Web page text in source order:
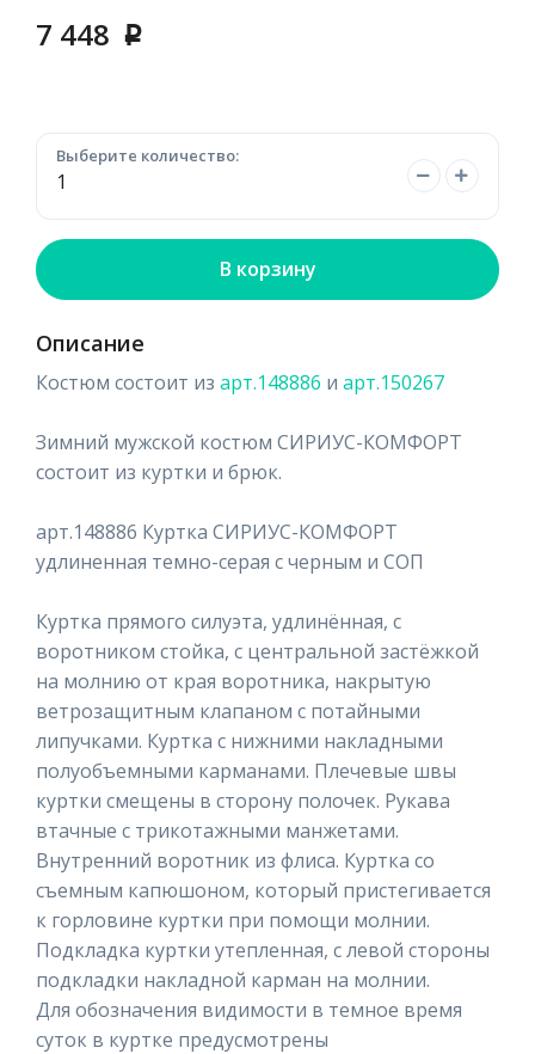
7 448 p
Выберите количество:
В корзину
Описание
Костюм состоит из арт.148886 и арт.150267
Зимний мужской костюм СИРИУС-КОМФОРТ
состоит из куртки и брюк.
арт.148886 Куртка СИРИУС-КОМФОРТ
удлиненная темно-серая с черным и СОП
Куртка прямого силуэта, удлинённая, с
воротником стойка, с центральной застёжкой
на молнию от края воротника, накрытую
ветрозащитным клапаном с потайными
липучками. Куртка с нижними накладными
полуобъемными карманами. Плечевые швы
куртки смещены в сторону полочек. Рукава
втачные с трикотажными манжетами.
Внутренний воротник из флиса. Куртка со
съемным капюшоном, который пристегивается
к горловине куртки при помощи молнии.
Подкладка куртки утепленная, с левой стороны
подкладки накладной карман на молнии.
Для обозначения видимости в темное время
суток в куртке предусмотрены